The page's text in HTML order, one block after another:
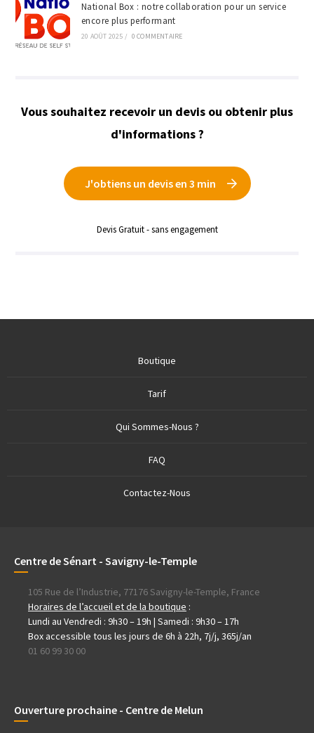
National Box : notre collaboration pour un service
encore plus performant
20 AOÛT 2025 / 0 COMMENTAIRE
Vous souhaitez recevoir un devis ou obtenir plus
d'informations ?
J'obtiens un devis en 3 min
Devis Gratuit - sans engagement
Boutique
Tarif
Qui Sommes-Nous ?
FAQ
Contactez-Nous
Centre de Sénart - Savigny-le-Temple
105 Rue de l’Industrie, 77176 Savigny-le-Temple, France
Horaires de l’accueil et de la boutique :
Lundi au Vendredi : 9h30 – 19h | Samedi : 9h30 – 17h
Box accessible tous les jours de 6h à 22h, 7j/j, 365j/an
01 60 99 30 00
Ouverture prochaine - Centre de Melun